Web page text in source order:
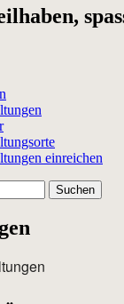
einreichen